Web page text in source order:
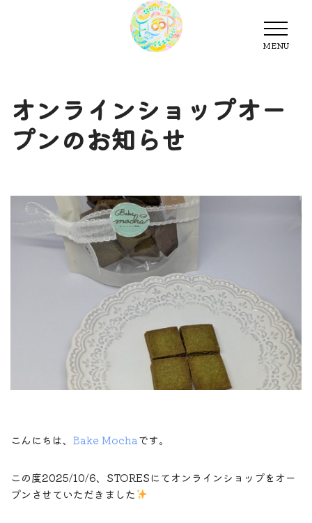
MENU
MENU
オンラインショップオー
プンのお知らせ
こんにちは、 Bake Mochaです。
この度2025/10/6、STORESにてオンラインショップをオー
プンさせていただきました